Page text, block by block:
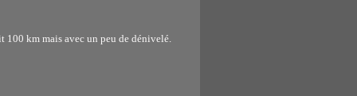
100 km mais avec un peu de dénivelé.